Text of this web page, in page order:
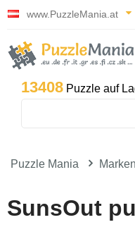
www.PuzzleMania.at
13408 Puzzle auf
Puzzle Mania Marken
SunsOut